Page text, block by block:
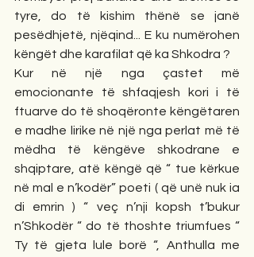
tyre, do të kishim thënë se janë
pesëdhjetë, njëqind... E ku numërohen
këngët dhe karafilat që ka Shkodra ?
Kur në një nga çastet më
emocionante të shfaqjesh kori i të
ftuarve do të shoqëronte këngëtaren
e madhe lirike në një nga perlat më të
mëdha të këngëve shkodrane e
shqiptare, atë këngë që “ tue kërkue
në mal e n’kodër” poeti ( që unë nuk ia
di emrin ) “ veç n’nji kopsh t’bukur
n’Shkodër “ do të thoshte triumfues “
Ty të gjeta lule borë “, Anthulla me